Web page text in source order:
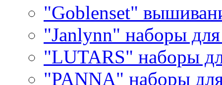
"Goblenset"
"Janlynn" наборы
"LUTARS" наборы
"PANNA" наборы